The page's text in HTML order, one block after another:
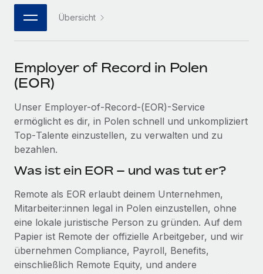
MCP
Integrationen
Tools
DIENSTLEISTUNGEN
Frag unsere Expert:innen
Hilfe von Expert:innen für globale HR & Compliance
Background-Checks
Compliance Watchtower
Lückenlose Compliance
Geräteverwaltung
Globale Bereitstellung und Verfolgung von IT-
PARTNER WERDEN
Flexible Einbettung von Global-HR-Funktionen in deine
Partner werden
Entdecke die Möglichkeiten einer Partnerschaft
Remote Build
Beratung zu Integrationen und KI-Automatisierung
FALLSTUDIEN
So hat der KI-Vorreiter Weaviate sein Team mit
Remote um 120 % vergrößert
Weaviate auf einen Blick Weaviate entwickelt KI-basierte
Open-Source-Infrastrukturen. Das...
Mehr erfahren
Bibliothek für Stellenbeschreibungen
Webinare
Events
Newsroom
Informationen zu Gehältern und Qualifikationen
Insights Center
BLOG
Globale Payroll
EOR und PEO
한국어 Übersicht
Employer of Record in Polen
(EOR)
Unser Employer-of-Record-(EOR)-Service
ermöglicht es dir, in Polen schnell und unkompliziert
Top‑Talente einzustellen, zu verwalten und zu
bezahlen.
Was ist ein EOR – und was tut er?
Remote als EOR erlaubt deinem Unternehmen,
Mitarbeiter:innen legal in Polen einzustellen, ohne
eine lokale juristische Person zu gründen. Auf dem
Papier ist Remote der offizielle Arbeitgeber, und wir
übernehmen Compliance, Payroll, Benefits,
einschließlich Remote Equity, und andere